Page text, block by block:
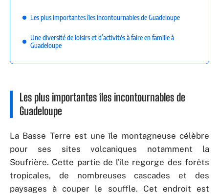
Les plus importantes îles incontournables de Guadeloupe
Une diversité de loisirs et d’activités à faire en famille à
Guadeloupe
Les plus importantes îles incontournables de
Guadeloupe
La Basse Terre est une île montagneuse célèbre
pour ses sites volcaniques notamment la
Soufrière. Cette partie de l’île regorge des forêts
tropicales, de nombreuses cascades et des
paysages à couper le souffle. Cet endroit est